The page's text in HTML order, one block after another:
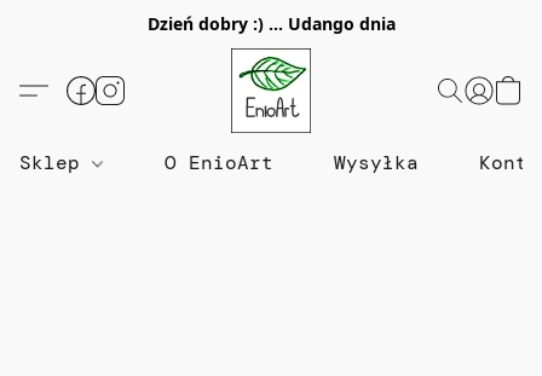
Dzień dobry :) ... Udango dnia
Sklep O EnioArt Wysyłka